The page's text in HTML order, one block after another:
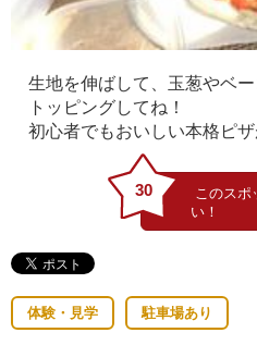
生地を伸ばして、玉葱やベ
トッピングしてね！
初心者でもおいしい本格ピ
30
体験・見学 駐車場あり